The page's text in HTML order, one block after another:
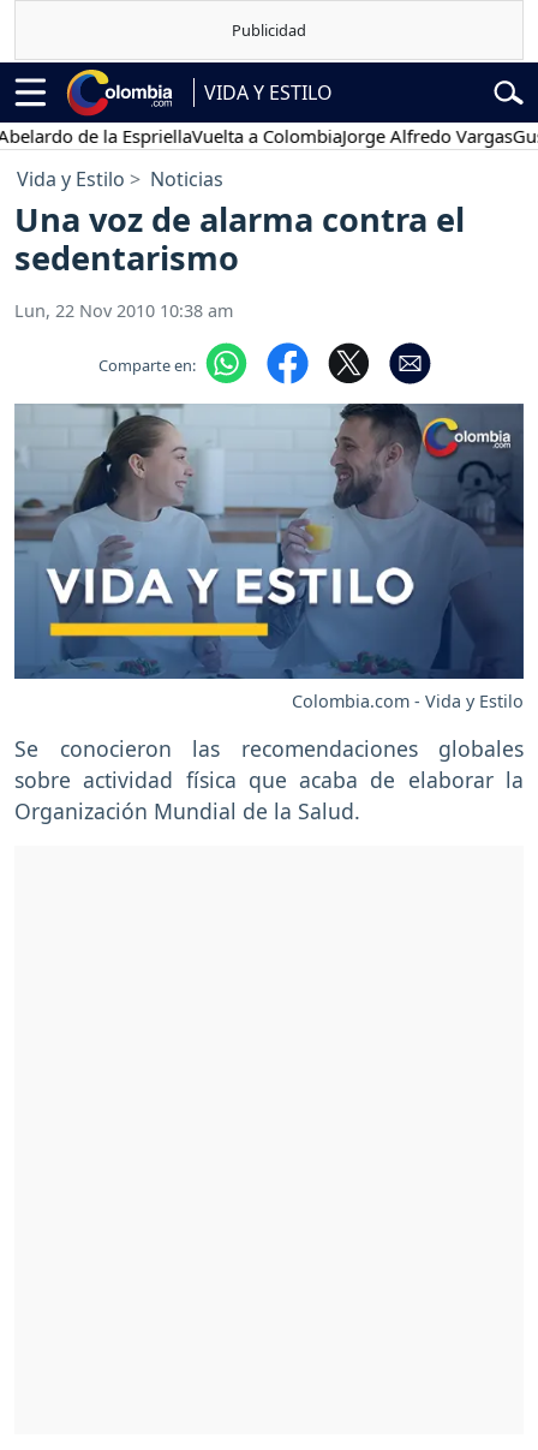
VIDA Y ESTILO
de la EspriellaVuelta a ColombiaJorge Alfredo VargasGustavo
Vida y Estilo Noticias
Una voz de alarma contra el
sedentarismo
Lun, 22 Nov 2010 10:38 am
Comparte en:
Colombia.com - Vida y Estilo
Se conocieron las recomendaciones globales
sobre actividad física que acaba de elaborar la
Organización Mundial de la Salud.